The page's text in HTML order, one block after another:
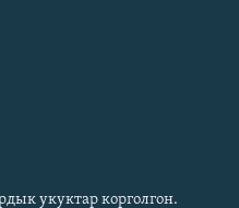
укуктар корголгон.